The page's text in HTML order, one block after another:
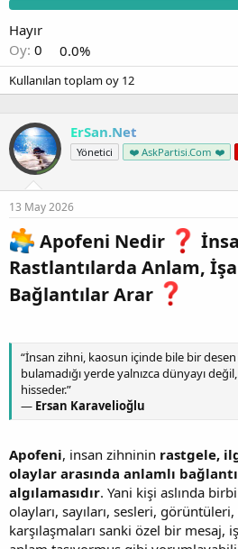
ş
l
a
t
a
r
i
Hayır
Oy: 0 0.0%
Kullanılan toplam oy 12
ErSan.Net
Yönetici ❤️ AskPartisi.Com ❤️
13 May 2026
Apofeni Nedir
Rastlantılarda Anlam,
Bağlantılar Arar
“İnsan zihni, kaosun içinde bile bir
bulamadığı yerde yalnızca dünyayı
hisseder.”
— Ersan Karavelioğlu
Apofeni, insan zihninin rastgele,
olaylar arasında anlamlı
algılamasıdır. Yani kişi aslında
olayları, sayıları, sesleri,
karşılaşmaları sanki özel bir mesaj,